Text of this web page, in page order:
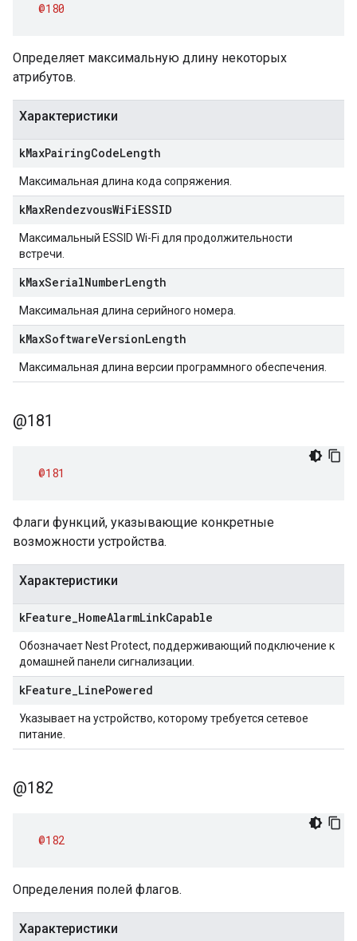
@180
Определяет максимальную длину некоторых
атрибутов.
Характеристики
kMaxPairingCodeLength
Максимальная длина кода сопряжения.
kMaxRendezvousWiFiESSID
Максимальный ESSID Wi-Fi для продолжительности
встречи.
kMaxSerialNumberLength
Максимальная длина серийного номера.
kMaxSoftwareVersionLength
Максимальная длина версии программного обеспечения.
@181
@181
Флаги функций, указывающие конкретные
возможности устройства.
Характеристики
kFeature HomeAlarmLinkCapable
Обозначает Nest Protect, поддерживающий подключение к
домашней панели сигнализации.
kFeature LinePowered
Указывает на устройство, которому требуется сетевое
питание.
@182
@182
Определения полей флагов.
Характеристики